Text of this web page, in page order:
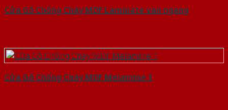
Cửa Gỗ Chống Cháy MDF Laminate van ngang
Cửa Gỗ Chống Cháy MDF Melamine 1